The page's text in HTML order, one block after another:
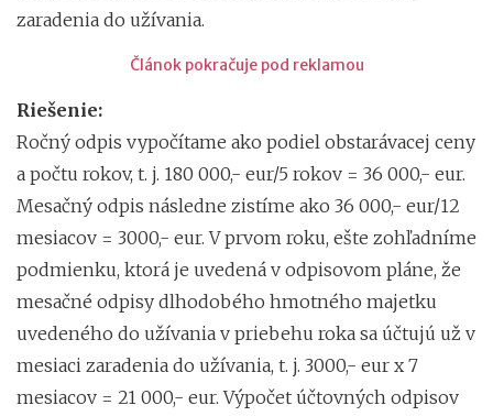
zaradenia do užívania.
Článok pokračuje pod reklamou
Riešenie:
Ročný odpis vypočítame ako podiel obstarávacej ceny
a počtu rokov, t. j. 180 000,- eur/5 rokov = 36 000,- eur.
Mesačný odpis následne zistíme ako 36 000,- eur/12
mesiacov = 3000,- eur. V prvom roku, ešte zohľadníme
podmienku, ktorá je uvedená v odpisovom pláne, že
mesačné odpisy dlhodobého hmotného majetku
uvedeného do užívania v priebehu roka sa účtujú už v
mesiaci zaradenia do užívania, t. j. 3000,- eur x 7
mesiacov = 21 000,- eur. Výpočet účtovných odpisov